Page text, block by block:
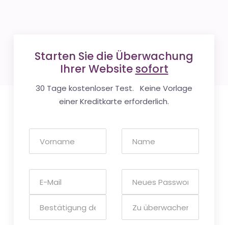
Starten Sie die Überwachung
Ihrer Website sofort
30 Tage kostenloser Test. Keine Vorlage
einer Kreditkarte erforderlich.